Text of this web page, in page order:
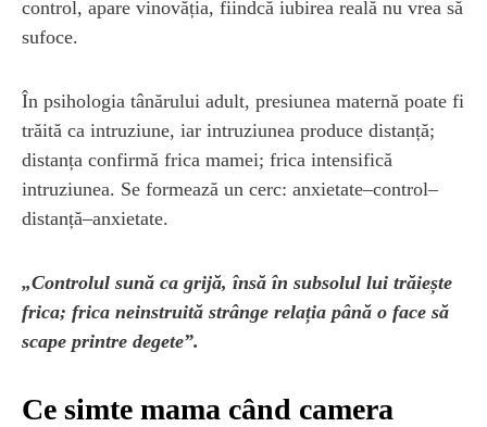
control, apare vinovăția, fiindcă iubirea reală nu vrea să
sufoce.
În psihologia tânărului adult, presiunea maternă poate fi
trăită ca intruziune, iar intruziunea produce distanță;
distanța confirmă frica mamei; frica intensifică
intruziunea. Se formează un cerc: anxietate–control–
distanță–anxietate.
„Controlul sună ca grijă, însă în subsolul lui trăiește
frica; frica neinstruită strânge relația până o face să
scape printre degete”.
Ce simte mama când camera